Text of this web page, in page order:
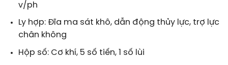
v/ph
Ly hợp: Đĩa ma sát khô, dẫn động thủy lực, trợ lực
chân không
Hộp số: Cơ khí, 5 số tiến, 1 số lùi